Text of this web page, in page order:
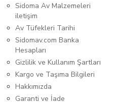
Sidoma Av Malzemeleri
iletişim
Av Tüfekleri Tarihi
Sidomav.com Banka
Hesapları
Gizlilik ve Kullanım Şartları
Kargo ve Taşıma Bilgileri
Hakkımızda
Garanti ve İade